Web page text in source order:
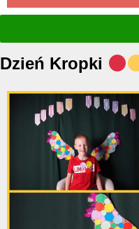
Dzień Kropki